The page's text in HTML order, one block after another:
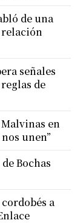
de una
relación
señales
de
en
unen”
Bochas
a